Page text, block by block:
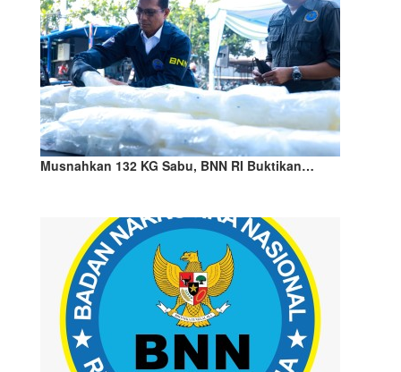
Musnahkan 132 KG Sabu, BNN RI Buktikan…